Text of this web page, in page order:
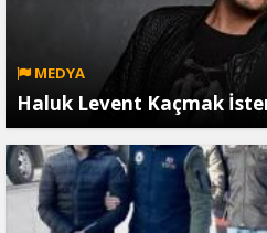
MEDYA
Haluk Levent Kaçmak